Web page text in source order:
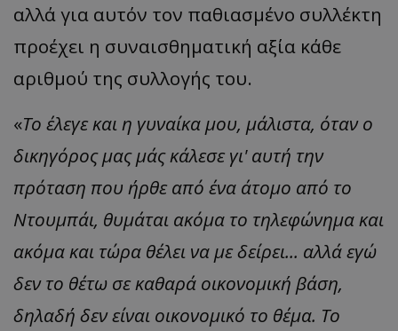
αλλά για αυτόν τον παθιασμένο συλλέκτη
προέχει η συναισθηματική αξία κάθε
αριθμού της συλλογής του.
«Το έλεγε και η γυναίκα μου, μάλιστα, όταν ο
δικηγόρος μας μάς κάλεσε γι' αυτή την
πρόταση που ήρθε από ένα άτομο από το
Ντουμπάι, θυμάται ακόμα το τηλεφώνημα και
ακόμα και τώρα θέλει να με δείρει... αλλά εγώ
δεν το θέτω σε καθαρά οικονομική βάση,
δηλαδή δεν είναι οικονομικό το θέμα. Το